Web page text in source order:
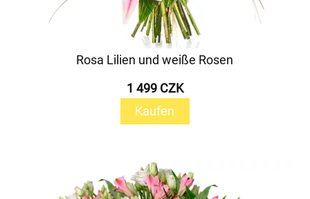
Rosa Lilien und weiße Rosen
1 499 CZK
Kaufen